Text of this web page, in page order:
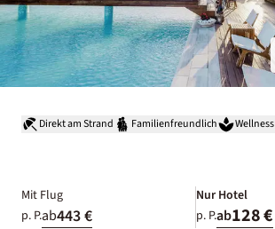
Direkt am Strand Familienfreundlich Wellness
Mit Flug
p. P.ab443 €
Nur Hotel
p. P.ab128 €